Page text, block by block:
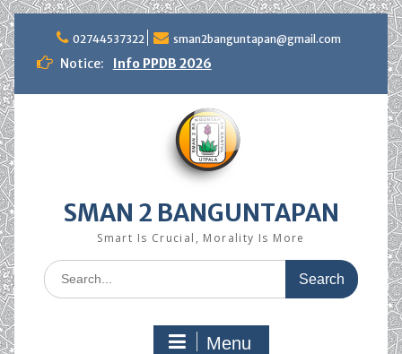
content
02744537322 sman2banguntapan@gmail.com
Notice: Info PPDB 2026
SMAN 2 BANGUNTAPAN
Smart Is Crucial, Morality Is More
Search
for:
Menu